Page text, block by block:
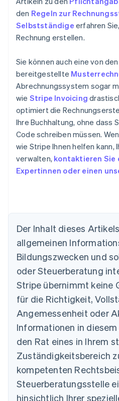
den Regeln zur
Selbstständige erfahren
Rechnung erstellen.
Sie können auch eine von
bereitgestellte
Abrechnungssystem sogar
wie Stripe Invoicing
optimiert die
Ihre Buchhaltung, ohne dass
Code schreiben müssen.
wie Stripe Ihnen helfen kann,
verwalten, kontaktieren Sie
Expertinnen oder einen
Der Inhalt dieses
allgemeinen
Bildungszwecken und
oder Steuerberatung
Stripe übernimmt keine
für die Richtigkeit,
Angemessenheit oder
Informationen in
den Rat eines in Ihrem
Zuständigkeitsbereich
kompetenten
Steuerberatungsstelle
hinsichtlich Ihrer
Australien
English
Belgien
NederlandsFrançais Deutsch
Brasilien
Bulgarien
English
Dänemark
English
Deutschland
DeutschEnglish